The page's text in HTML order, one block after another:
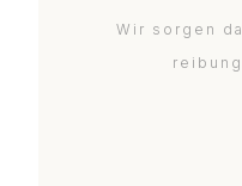
Wir sorgen